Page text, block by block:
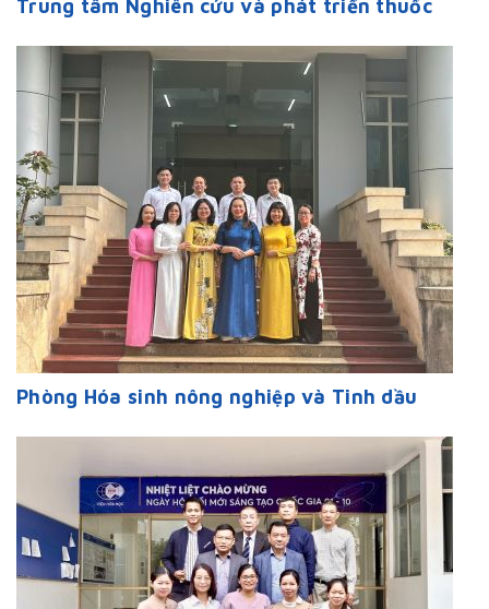
Trung tâm Nghiên cứu và phát triển thuốc
Phòng Hóa sinh nông nghiệp và Tinh dầu